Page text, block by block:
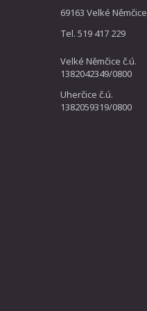
69163 Velké Němčice
Tel. 519 417 229
Velké Němčice č.ú.
1382042349/0800
Uherčice č.ú.
1382059319/0800